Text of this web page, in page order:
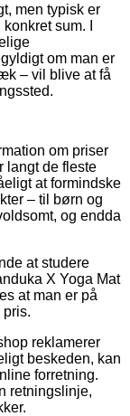
men typisk er
sum. I
om man er
– vil blive at få
om priser
langt de fleste
at formindske
– til børn og
og endda
at studere
X Yoga Mat
at man er på
reklamerer
beskeden, kan
forretning.
retningslinje,